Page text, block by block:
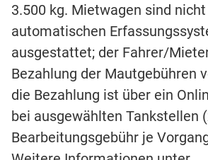
3.500 kg. Mietwagen sind
automatischen
ausgestattet; der Fahrer/
Bezahlung der Mautgebühren
die Bezahlung ist über ein
bei ausgewählten Tankstellen
Bearbeitungsgebühr je